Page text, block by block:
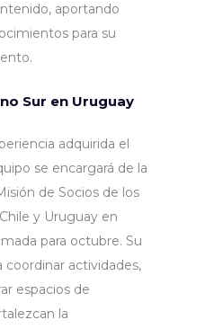
aportando
para su
Sur en Uruguay
adquirida el
se encargará de la
de Socios de los
y Uruguay en
para octubre. Su
coordinar actividades,
espacios de
la